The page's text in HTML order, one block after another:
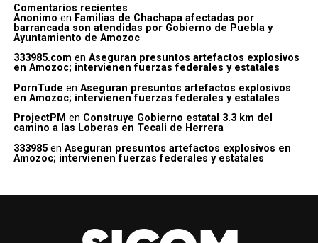
Comentarios recientes
Anonimo en Familias de Chachapa afectadas por
barrancada son atendidas por Gobierno de Puebla y
Ayuntamiento de Amozoc
333985.com en Aseguran presuntos artefactos explosivos
en Amozoc; intervienen fuerzas federales y estatales
PornTude en Aseguran presuntos artefactos explosivos
en Amozoc; intervienen fuerzas federales y estatales
ProjectPM en Construye Gobierno estatal 3.3 km del
camino a las Loberas en Tecali de Herrera
333985en Aseguran presuntos artefactos explosivos en
Amozoc; intervienen fuerzas federales y estatales